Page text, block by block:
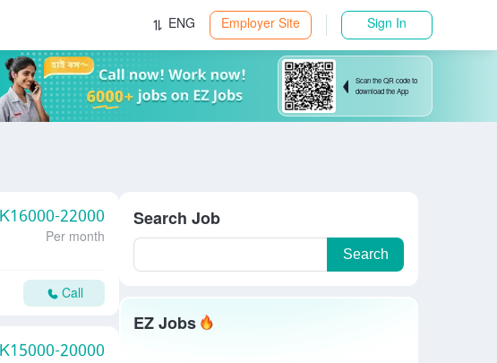
ENG Employer Site Sign In
Scan the QR code to
download the App
16000-22000
Per month
Call
15000-20000
Search Job
Search
EZ Jobs